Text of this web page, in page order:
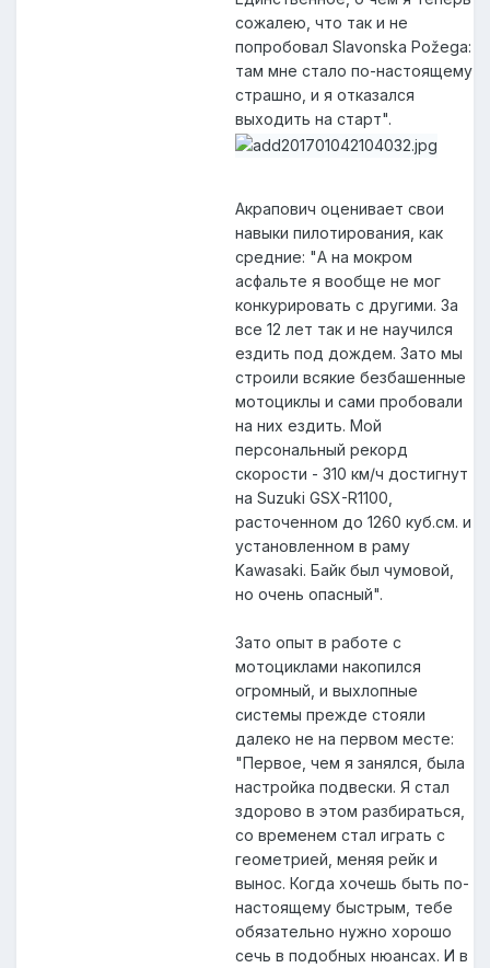
сожалею, что так и не
попробовал Slavonska Požega:
там мне стало по-настоящему
страшно, и я отказался
выходить на старт".
Акрапович оценивает свои
навыки пилотирования, как
средние: "А на мокром
асфальте я вообще не мог
конкурировать с другими. За
все 12 лет так и не научился
ездить под дождем. Зато мы
строили всякие безбашенные
мотоциклы и сами пробовали
на них ездить. Мой
персональный рекорд
скорости - 310 км/ч достигнут
на Suzuki GSX-R1100,
расточенном до 1260 куб.см. и
установленном в раму
Kawasaki. Байк был чумовой,
но очень опасный".
Зато опыт в работе с
мотоциклами накопился
огромный, и выхлопные
системы прежде стояли
далеко не на первом месте:
"Первое, чем я занялся, была
настройка подвески. Я стал
здорово в этом разбираться,
со временем стал играть с
геометрией, меняя рейк и
вынос. Когда хочешь быть по-
настоящему быстрым, тебе
обязательно нужно хорошо
сечь в подобных нюансах. И в